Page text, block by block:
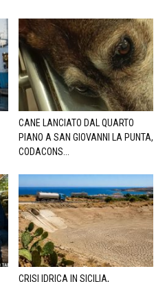
CANE LANCIATO DAL QUARTO
PIANO A SAN GIOVANNI LA PUNTA,
CODACONS...
CRISI IDRICA IN SICILIA,